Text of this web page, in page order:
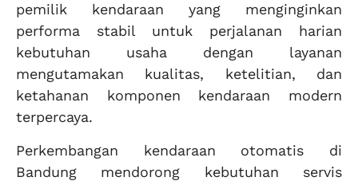
pemilik kendaraan yang menginginkan
performa stabil untuk perjalanan harian
kebutuhan usaha dengan layanan
mengutamakan kualitas, ketelitian, dan
ketahanan komponen kendaraan modern
terpercaya.
Perkembangan kendaraan otomatis di
Bandung mendorong kebutuhan servis